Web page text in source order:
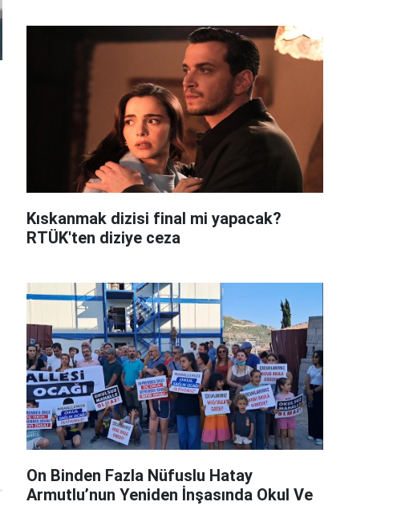
Kıskanmak dizisi final mi yapacak?
RTÜK'ten diziye ceza
On Binden Fazla Nüfuslu Hatay
Armutlu’nun Yeniden İnşasında Okul Ve